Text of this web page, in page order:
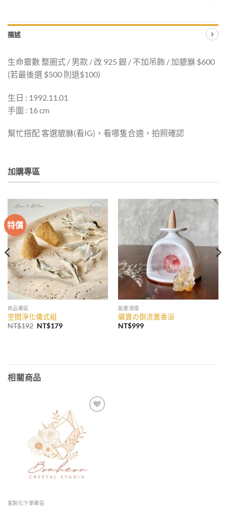
描述
生命靈數 整圈式 / 男款 / 改 925 銀 / 不加吊飾 / 加貔貅 $600
(若最後選 $500 則退$100)
生日 : 1992.11.01
手圍 : 16 cm
幫忙搭配 客選貔貅(看IG)，看哪隻合適，拍照確認
加購專區
特價
加入
收藏
商品專區
空間淨化儀式組
NT$192 原
NT$179目
收藏
能量清理
礦寶の倒流薰香浴
NT$999
相關商品
客製化下單專區